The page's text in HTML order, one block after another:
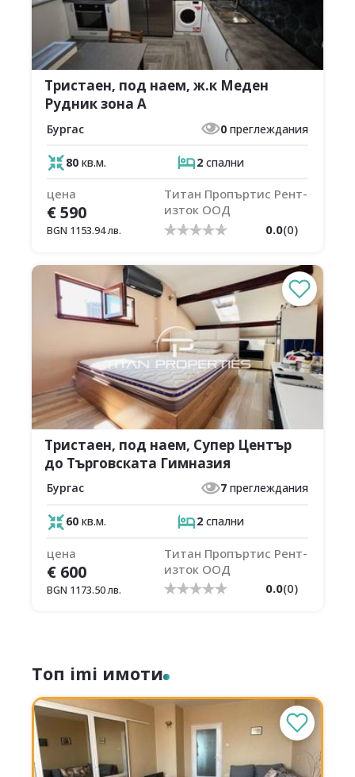
Тристаен, под наем, ж.к Меден
Рудник зона А
Бургас 0 преглеждания
80 кв.м. 2 спални
цена
€590
BGN 1153.94лв.
Титан Пропъртис Рент-
изток ООД
0.0(0)
Тристаен, под наем, Супер Център
до Търговската Гимназия
Бургас 7 преглеждания
60 кв.м. 2 спални
цена
€ 600
BGN 1173.50лв.
Титан Пропъртис Рент-
изток ООД
0.0(0)
Топ imi имоти